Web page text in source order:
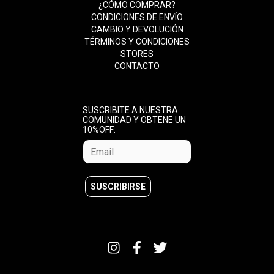
¿CÓMO COMPRAR?
CONDICIONES DE ENVÍO
CAMBIO Y DEVOLUCIÓN
TÉRMINOS Y CONDICIONES
STORES
CONTACTO
SUSCRIBITE A NUESTRA
COMUNIDAD Y OBTENE UN
10%OFF: